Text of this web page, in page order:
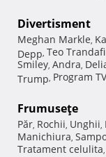
Divertisment
Meghan Markle,
Depp, Teo
Smiley, Andra,
Trump, Program TV
Frumuseţe
Păr, Rochii, Unghii,
Manichiura,
Tratament celulita,